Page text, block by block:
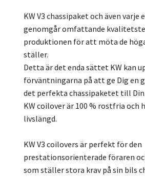
KW V3 chassipaket och även varje
genomgår omfattande
produktionen för att möta de
ställer.
Detta är det enda sättet KW kan
förväntningarna på att ge Dig en
det perfekta chassipaketet till
KW coilover är 100 % rostfria och
livslängd.
KW V3 coilovers är perfekt för den
prestationsorienterade föraren
som ställer stora krav på sin bils